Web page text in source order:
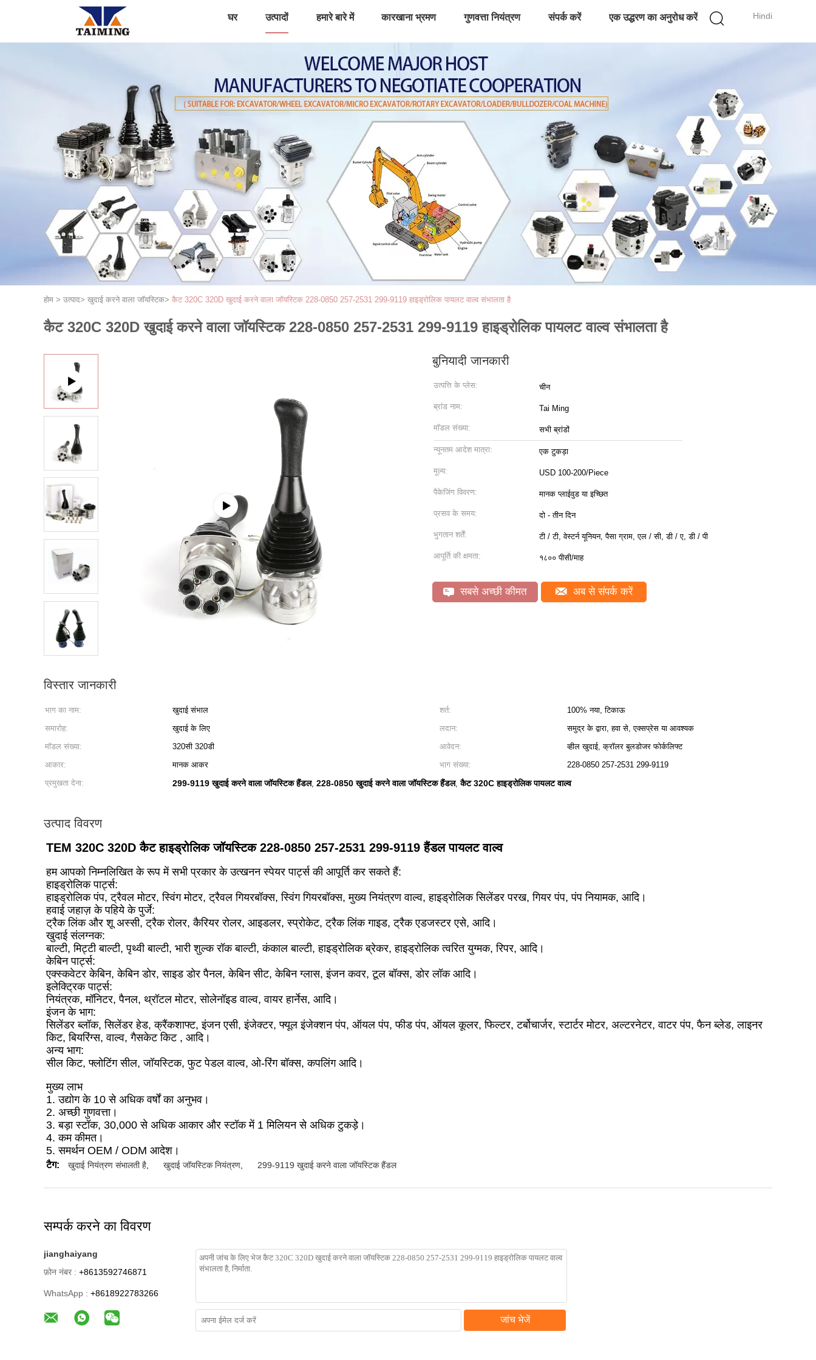
Hindi
घर उत्पादों हमारे बारे में कारखाना भ्रमण गुणवत्ता नियंत्रण संपर्क करें एक उद्धरण का अनुरोध करें
होम > उत्पाद> खुदाई करने वाला जॉयस्टिक> कैट 320C 320D खुदाई करने वाला जॉयस्टिक 228-0850 257-2531 299-9119 हाइड्रोलिक पायलट वाल्व संभालता है
कैट 320C 320D खुदाई करने वाला जॉयस्टिक 228-0850 257-2531 299-9119 हाइड्रोलिक पायलट वाल्व संभालता है
बुनियादी जानकारी
उत्पत्ति के प्लेस: चीन
ब्रांड नाम: Tai Ming
मॉडल संख्या: सभी ब्रांडों
न्यूनतम आदेश मात्रा: एक टुकड़ा
मूल्य: USD 100-200/Piece
पैकेजिंग विवरण: मानक प्लाईवुड या इच्छित
प्रसव के समय: दो - तीन दिन
भुगतान शर्तें: टी / टी, वेस्टर्न यूनियन, पैसा ग्राम, एल / सी, डी / ए, डी / पी
आपूर्ति की क्षमता: १८०० पीसी/माह
सबसे अच्छी कीमत अब से संपर्क करें
विस्तार जानकारी
भाग का नाम: खुदाई संभाल शर्त:
100% नया, टिकाऊ
समारोह:
खुदाई के लिए लदान:
समुद्र के द्वारा, हवा से, एक्सप्रेस या आवश्यक
मॉडल संख्या:
320सी 320डी आवेदन:
व्हील खुदाई, क्रॉलर बुलडोजर फोर्कलिफ्ट
आकार:
मानक आकर भाग संख्या:
228-0850 257-2531 299-9119
प्रमुखता देना:
299-9119 खुदाई करने वाला जॉयस्टिक हैंडल, 228-0850 खुदाई करने वाला जॉयस्टिक हैंडल,कैट 320C हाइड्रोलिक पायलट वाल्व
उत्पाद विवरण
TEM 320C 320D कैट हाइड्रोलिक जॉयस्टिक 228-0850 257-2531 299-9119 हैंडल पायलट वाल्व
हम आपको निम्नलिखित के रूप में सभी प्रकार के उत्खनन स्पेयर पार्ट्स की आपूर्ति कर सकते हैं:
हाइड्रोलिक पार्ट्स:
हाइड्रोलिक पंप, ट्रैवल मोटर, स्विंग मोटर, ट्रैवल गियरबॉक्स, स्विंग गियरबॉक्स, मुख्य नियंत्रण वाल्व, हाइड्रोलिक सिलेंडर परख, गियर पंप, पंप नियामक, आदि।
हवाई जहाज़ के पहिये के पुर्जे:
ट्रैक लिंक और शू अस्सी, ट्रैक रोलर, कैरियर रोलर, आइडलर, स्प्रोकेट, ट्रैक लिंक गाइड, ट्रैक एडजस्टर एसे, आदि।
खुदाई संलग्नक:
बाल्टी, मिट्टी बाल्टी, पृथ्वी बाल्टी, भारी शुल्क रॉक बाल्टी, कंकाल बाल्टी, हाइड्रोलिक ब्रेकर, हाइड्रोलिक त्वरित युग्मक, रिपर, आदि।
केबिन पार्ट्स:
एक्स्कवेटर केबिन, केबिन डोर, साइड डोर पैनल, केबिन सीट, केबिन ग्लास, इंजन कवर, टूल बॉक्स, डोर लॉक आदि।
इलेक्ट्रिक पार्ट्स:
नियंत्रक, मॉनिटर, पैनल, थ्रॉटल मोटर, सोलेनॉइड वाल्व, वायर हार्नेस, आदि।
इंजन के भाग:
सिलेंडर ब्लॉक, सिलेंडर हेड, क्रैंकशाफ्ट, इंजन एसी, इंजेक्टर, फ्यूल इंजेक्शन पंप, ऑयल पंप, फीड पंप, ऑयल कूलर, फिल्टर, टर्बोचार्जर, स्टार्टर मोटर, अल्टरनेटर, वाटर पंप, फैन ब्लेड, लाइनर
किट, बियरिंग्स, वाल्व, गैसकेट किट , आदि।
अन्य भाग:
सील किट, फ्लोटिंग सील, जॉयस्टिक, फुट पेडल वाल्व, ओ-रिंग बॉक्स, कपलिंग आदि।
मुख्य लाभ
1. उद्योग के 10 से अधिक वर्षों का अनुभव।
2. अच्छी गुणवत्ता।
3. बड़ा स्टॉक, 30,000 से अधिक आकार और स्टॉक में 1 मिलियन से अधिक टुकड़े।
4. कम कीमत।
5. समर्थन OEM / ODM आदेश।
टैग: खुदाई नियंत्रण संभालती है खुदाई जॉयस्टिक नियंत्रण 299-9119 खुदाई करने वाला जॉयस्टिक हैंडल
सम्पर्क करने का विवरण
jianghaiyang
फ़ोन नंबर : +8613592746871
WhatsApp : +8618922783266
जांच भेजें